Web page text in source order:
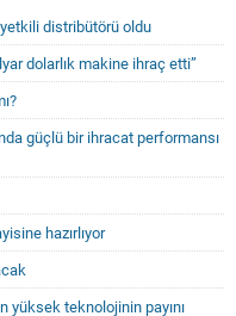
distribütörü oldu
dolarlık makine ihraç etti”
güçlü bir ihracat performansı
hazırlıyor
teknolojinin payını